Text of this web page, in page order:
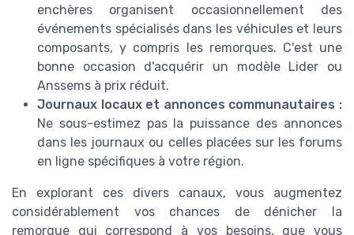
enchères organisent occasionnellement des
événements spécialisés dans les véhicules et leurs
composants, y compris les remorques. C'est une
bonne occasion d'acquérir un modèle Lider ou
Anssems à prix réduit.
Journaux locaux et annonces communautaires :
Ne sous-estimez pas la puissance des annonces
dans les journaux ou celles placées sur les forums
en ligne spécifiques à votre région.
En explorant ces divers canaux, vous augmentez
considérablement vos chances de dénicher la
remorque qui correspond à vos besoins, que vous